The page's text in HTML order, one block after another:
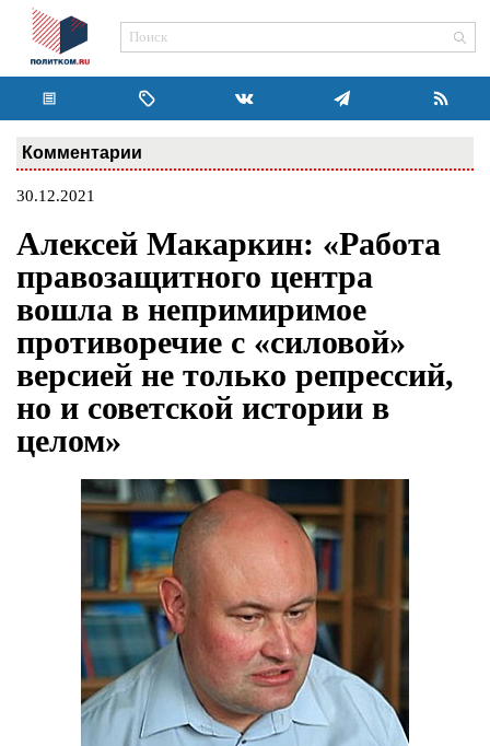
Комментарии
30.12.2021
Алексей Макаркин: «Работа
правозащитного центра
вошла в непримиримое
противоречие с «силовой»
версией не только репрессий,
но и советской истории в
целом»